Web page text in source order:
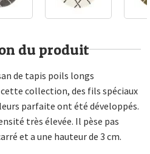
du produit
de tapis poils longs
collection, des fils spéciaux
parfaite ont été développés.
très élevée. Il pèse pas
et a une hauteur de 3 cm.